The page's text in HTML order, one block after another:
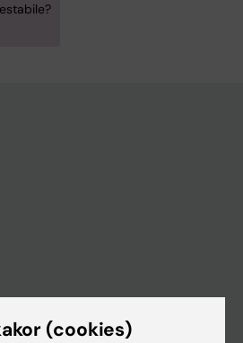
(cookies)